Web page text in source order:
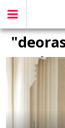
yazılar